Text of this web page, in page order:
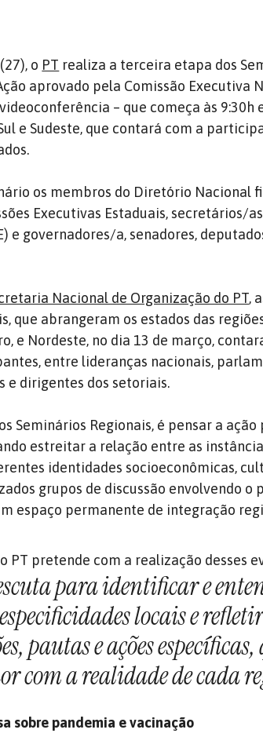
o PT realiza a terceira etapa dos
aprovado pela Comissão Executiva
– que começa às 9:30h
e Sudeste, que contará com a
os membros do Diretório Nacional
Executivas Estaduais, secretários/
e governadores/a, senadores,
Nacional de Organização do PT,
que abrangeram os estados das
e Nordeste, no dia 13 de março,
entre lideranças nacionais,
e dirigentes dos setoriais.
Seminários Regionais, é pensar a
estreitar a relação entre as
identidades socioeconômicas,
grupos de discussão envolvendo o
espaço permanente de integração
PT pretende com a realização desses
para identificar e
locais e
pautas e ações
com a realidade de cada
sobre pandemia e vacinação